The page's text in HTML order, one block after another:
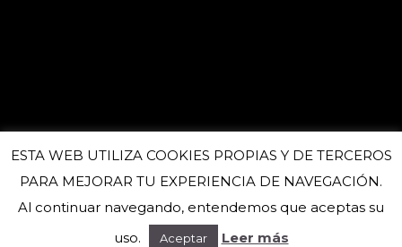
ESTA WEB UTILIZA COOKIES PROPIAS Y DE TERCEROS
PARA MEJORAR TU EXPERIENCIA DE NAVEGACIÓN.
Al continuar navegando, entendemos que aceptas su
uso.
Aceptar Leer más